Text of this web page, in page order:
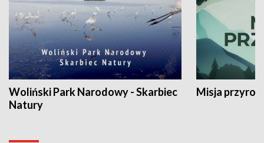
Woliński Park Narodowy - Skarbiec
Natury
Misja